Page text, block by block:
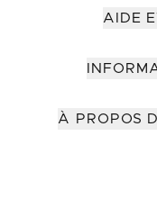
AIDE
À PROPOS